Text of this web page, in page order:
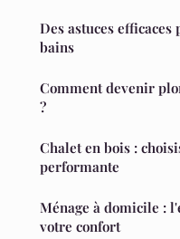
Des astuces
bains
Comment devenir
?
Chalet en bois :
performante
Ménage à domicile :
votre confort